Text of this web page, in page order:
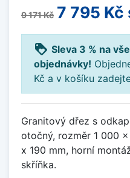
9 171 Kč 7 795 Kč
loyalty Sleva 3 % na
objednávky!
Kč a v košíku
Granitový dřez s
otočný, rozměr 1 000
x 190 mm, horní
skříňka.